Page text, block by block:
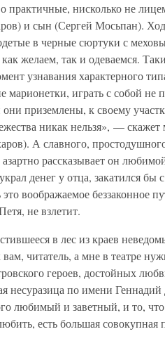
практичные, нисколько не
и сын (Сергей Мосьпан).
в черные сюртуки с
желаем, так и одеваемся.
узнавания характерного
играть с собой не
приземлены, к своему
никак нельзя», — скажет
А славного,
рассказывает он
денег у отца, закатился бы
воображаемое беззаконное
не взлетит.
в лес из краев
читатель, а мне в театре
героев, достойных
несуразица по имени
любимый и заветный, и то, что
есть большая совокупная